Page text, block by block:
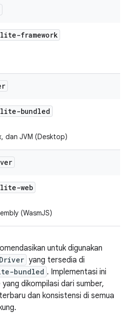
framework
bundled
dan JVM (Desktop)
web
(WasmJS)
untuk digunakan
yang tersedia di
bundled . Implementasi ini
dikompilasi dari sumber,
dan konsistensi di semua